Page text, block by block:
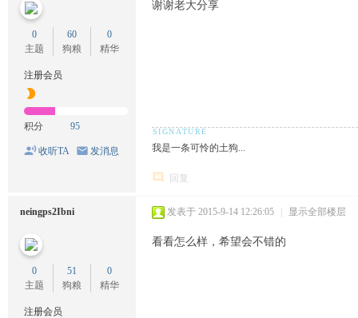
0
主题
60
狗粮
0
精华
注册会员
积分 95
收听TA 发消息
谢谢老大分享
我是一条可怜的土狗...
回复
neingps2Ibni
0
主题
51
狗粮
0
精华
注册会员
发表于 2015-9-14 12:26:05 | 显示全部楼层
看看怎么样，希望会不错的